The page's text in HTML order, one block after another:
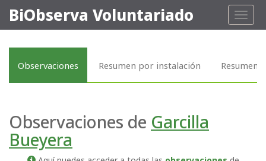
Toggle
BiObserva Voluntariado
Observaciones Resumen por instalación Resumen
Observaciones de Garcilla
Bueyera